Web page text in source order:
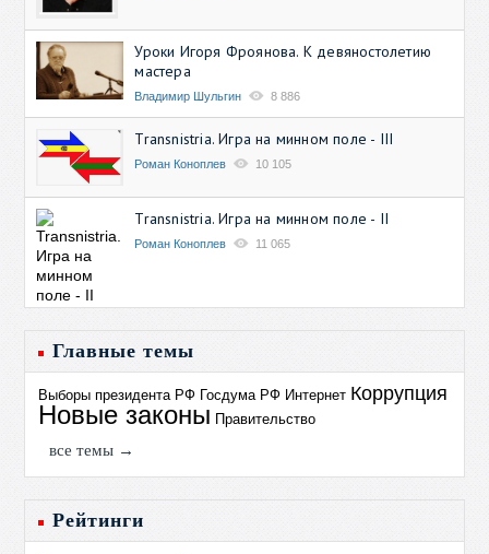
Уроки Игоря Фроянова. К девяностолетию
мастера
Владимир Шульгин 8 886
Transnistria. Игра на минном поле - III
Роман Коноплев 10 105
Transnistria. Игра на минном поле - II
Роман Коноплев 11 065
Главные темы
Выборы президента РФ Госдума РФ Интернет Коррупция
Новые законы Правительство
все темы →
Рейтинги